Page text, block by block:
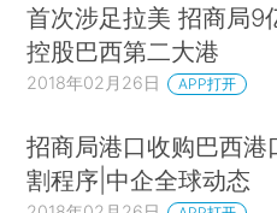
首次涉足拉美 招商局9
控股巴西第二大港
2018年02月26日 APP打开
招商局港口收购巴西
割程序|中企全球动态